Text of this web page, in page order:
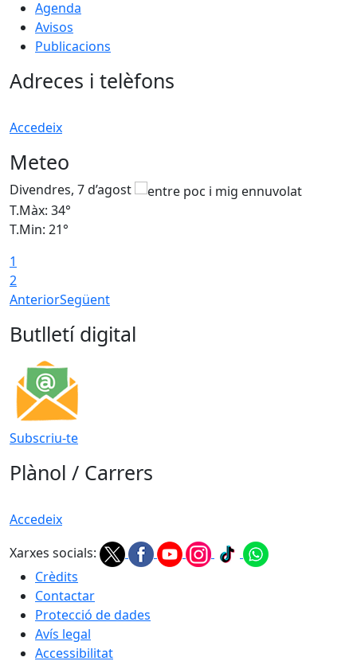
Agenda
Avisos
Publicacions
Adreces i telèfons
Accedeix
Meteo
Divendres, 7 d’agost
T.Màx: 34°
T.Min: 21°
1
2
AnteriorSegüent
Butlletí digital
Subscriu-te
Plànol / Carrers
Accedeix
Xarxes socials:
Crèdits
Contactar
Protecció de dades
Avís legal
Accessibilitat